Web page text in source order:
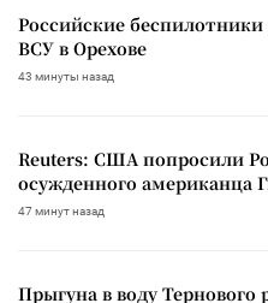
Российские
ВСУ в Орехове
43 минуты назад
Reuters: США попросили
осужденного американца
47 минут назад
Прыгуна в воду